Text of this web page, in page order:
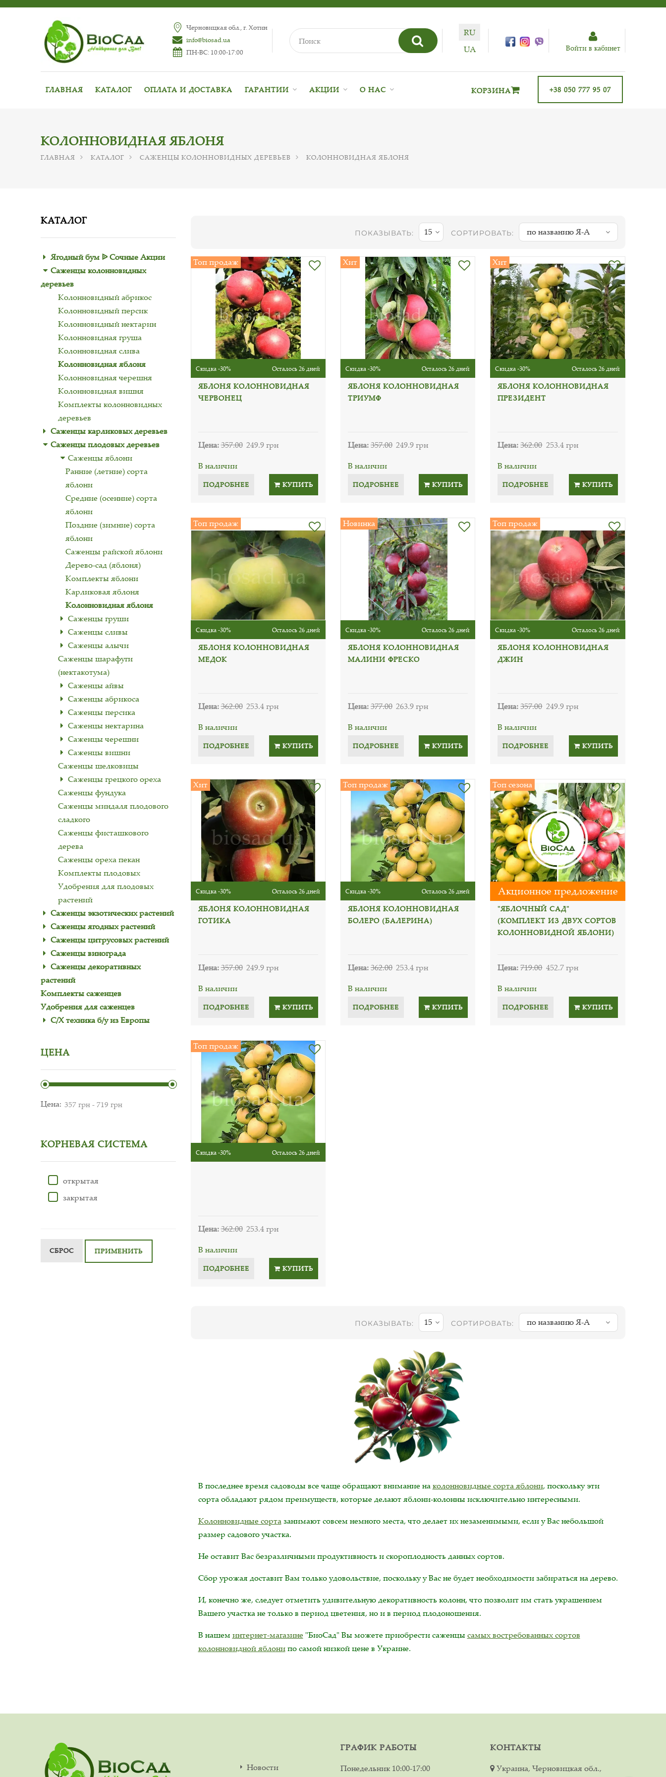
Черновицкая обл., г. Хотин
info@biosad.ua
ПН-ВС: 10:00-17:00
RU
UA
Войти в кабинет
ГЛАВНАЯ КАТАЛОГ ОПЛАТА И ДОСТАВКА ГАРАНТИИ АКЦИИ О НАС +38 050 777 95 07
КОРЗИНА
КОЛОННОВИДНАЯ ЯБЛОНЯ
ГЛАВНАЯ КАТАЛОГ САЖЕНЦЫ КОЛОННОВИДНЫХ ДЕРЕВЬЕВ КОЛОННОВИДНАЯ ЯБЛОНЯ
КАТАЛОГ
Ягодный бум ᐉ Сочные Акции
Саженцы колонновидных
деревьев
Колонновидный абрикос
Колонновидный персик
Колонновидный нектарин
Колонновидная груша
Колонновидная слива
Колонновидная яблоня
Колонновидная черешня
Колонновидная вишня
Комплекты колонновидных
деревьев
Саженцы карликовых деревьев
Саженцы плодовых деревьев
Саженцы яблони
Ранние (летние) сорта
яблони
Средние (осенние) сорта
яблони
Поздние (зимние) сорта
яблони
Саженцы райской яблони
Дерево-сад (яблоня)
Комплекты яблони
Карликовая яблоня
Колонновидная яблоня
Саженцы груши
Саженцы сливы
Саженцы алычи
Саженцы шарафуги
(нектакотума)
Саженцы айвы
Саженцы абрикоса
Саженцы персика
Саженцы нектарина
Саженцы черешни
Саженцы вишни
Саженцы шелковицы
Cаженцы грецкого ореха
Саженцы фундука
Саженцы миндаля плодового
сладкого
Саженцы фисташкового
дерева
Саженцы ореха пекан
Комплекты плодовых
Удобрения для плодовых
растений
Саженцы экзотических растений
Саженцы ягодных растений
Саженцы цитрусовых растений
Саженцы винограда
Саженцы декоративных
растений
Комплекты саженцев
Удобрения для саженцев
С/Х техника б/у из Европы
ЦЕНА
Цена:
КОРНЕВАЯ СИСТЕМА
открытая
закрытая
СБРОС ПРИМЕНИТЬ
ПОКАЗЫВАТЬ: 15 СОРТИРОВАТЬ: по названию Я-А
Топ продаж
Скидка -30% Осталось 26 дней
ЯБЛОНЯ КОЛОННОВИДНАЯ
ЧЕРВОНЕЦ
Цена:357.00 249.9 грн
В наличии
ПОДРОБНЕЕ КУПИТЬ
Хит
Скидка -30% Осталось 26 дней
ЯБЛОНЯ КОЛОННОВИДНАЯ
ТРИУМФ
Цена:357.00 249.9 грн
В наличии
ПОДРОБНЕЕ КУПИТЬ
Хит
Скидка -30% Осталось 26 дней
ЯБЛОНЯ КОЛОННОВИДНАЯ
ПРЕЗИДЕНТ
Цена:362.00 253.4 грн
В наличии
ПОДРОБНЕЕ КУПИТЬ
Топ продаж
Скидка -30% Осталось 26 дней
ЯБЛОНЯ КОЛОННОВИДНАЯ
МЕДОК
Цена:362.00 253.4 грн
В наличии
ПОДРОБНЕЕ КУПИТЬ
Новинка
Скидка -30% Осталось 26 дней
ЯБЛОНЯ КОЛОННОВИДНАЯ
МАЛИНИ ФРЕСКО
Цена:377.00 263.9 грн
В наличии
ПОДРОБНЕЕ КУПИТЬ
Топ продаж
Скидка -30% Осталось 26 дней
ЯБЛОНЯ КОЛОННОВИДНАЯ
ДЖИН
Цена:357.00 249.9 грн
В наличии
ПОДРОБНЕЕ КУПИТЬ
Хит
Скидка -30% Осталось 26 дней
ЯБЛОНЯ КОЛОННОВИДНАЯ
ГОТИКА
Цена:357.00 249.9 грн
В наличии
ПОДРОБНЕЕ КУПИТЬ
Топ продаж
Скидка -30% Осталось 26 дней
ЯБЛОНЯ КОЛОННОВИДНАЯ
БОЛЕРО (БАЛЕРИНА)
Цена:362.00 253.4 грн
В наличии
ПОДРОБНЕЕ КУПИТЬ
Топ сезона
Акционное предложение
"ЯБЛОЧНЫЙ САД"
(КОМПЛЕКТ ИЗ ДВУХ СОРТОВ
КОЛОННОВИДНОЙ ЯБЛОНИ)
Цена:719.00 452.7 грн
В наличии
ПОДРОБНЕЕ КУПИТЬ
Топ продаж
Скидка -30% Осталось 26 дней
Цена:362.00 253.4 грн
В наличии
ПОДРОБНЕЕ КУПИТЬ
ПОКАЗЫВАТЬ: 15 СОРТИРОВАТЬ: по названию Я-А
В последнее время садоводы все чаще обращают внимание наколонновидные сорта яблони, поскольку эти
сорта обладают рядом преимуществ, которые делают яблони-колонны исключительно интересными.
Колонновидные сортазанимают совсем немного места, что делает их незаменимыми, если у Вас небольшой
размер садового участка.
Не оставит Вас безразличными продуктивность и скороплодность данных сортов.
Сбор урожая доставит Вам только удовольствие, поскольку у Вас не будет необходимости забираться на дерево.
И, конечно же, следует отметить удивительную декоративность колонн, что позволит им стать украшением
Вашего участка не только в период цветения, но и в период плодоношения.
В нашем интернет-магазине "БиоСад" Вы можете приобрести саженцы самых востребованных сортов
колонновидной яблонипо самой низкой цене в Украине.
Новости
ГРАФИК РАБОТЫ
Понедельник 10:00-17:00
КОНТАКТЫ
Украина, Черновицкая обл.,